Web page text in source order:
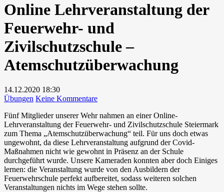
Online Lehrveranstaltung der
Feuerwehr- und
Zivilschutzschule –
Atemschutzüberwachung
14.12.2020 18:30
Übungen Keine Kommentarezu
Lehrveranstaltung
der
Feuerwehr-
und
Zivilschutzschule
–
Atemschutzüberwachung
Fünf Mitglieder unserer Wehr nahmen an einer Online-
Lehrveranstaltung der Feuerwehr- und Zivilschutzschule Steiermark
zum Thema „Atemschutzüberwachung“ teil. Für uns doch etwas
ungewohnt, da diese Lehrveranstaltung aufgrund der Covid-
Maßnahmen nicht wie gewohnt in Präsenz an der Schule
durchgeführt wurde. Unsere Kameraden konnten aber doch Einiges
lernen: die Veranstaltung wurde von den Ausbildern der
Feuerwehrschule perfekt aufbereitet, sodass weiteren solchen
Veranstaltungen nichts im Wege stehen sollte.